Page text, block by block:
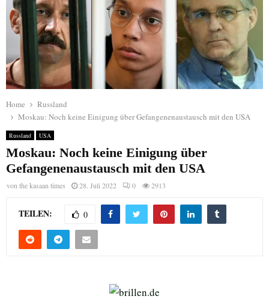
Home
Russland
Moskau: Noch keine Einigung über Gefangenenaustausch mit den USA
Russland USA
Moskau: Noch keine Einigung über
Gefangenenaustausch mit den USA
vonthe kasaan times 28. Juli 2022 0 2913
TEILEN: 0